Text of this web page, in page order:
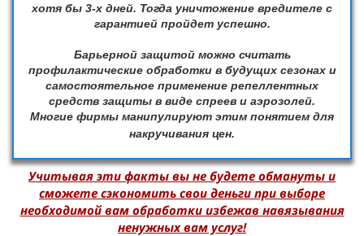
хотя бы 3-х дней. Тогда уничтожение вредителе с
гарантией пройдет успешно.
Барьерной защитой можно считать
профилактические обработки в будущих сезонах и
самостоятельное применение репеллентных
средств защиты в виде спреев и аэрозолей.
Многие фирмы манипулируют этим понятием для
накручивания цен.
Учитывая эти факты вы не будете обмануты и
сможете сэкономить свои деньги при выборе
необходимой вам обработки избежав навязывания
ненужных вам услуг!